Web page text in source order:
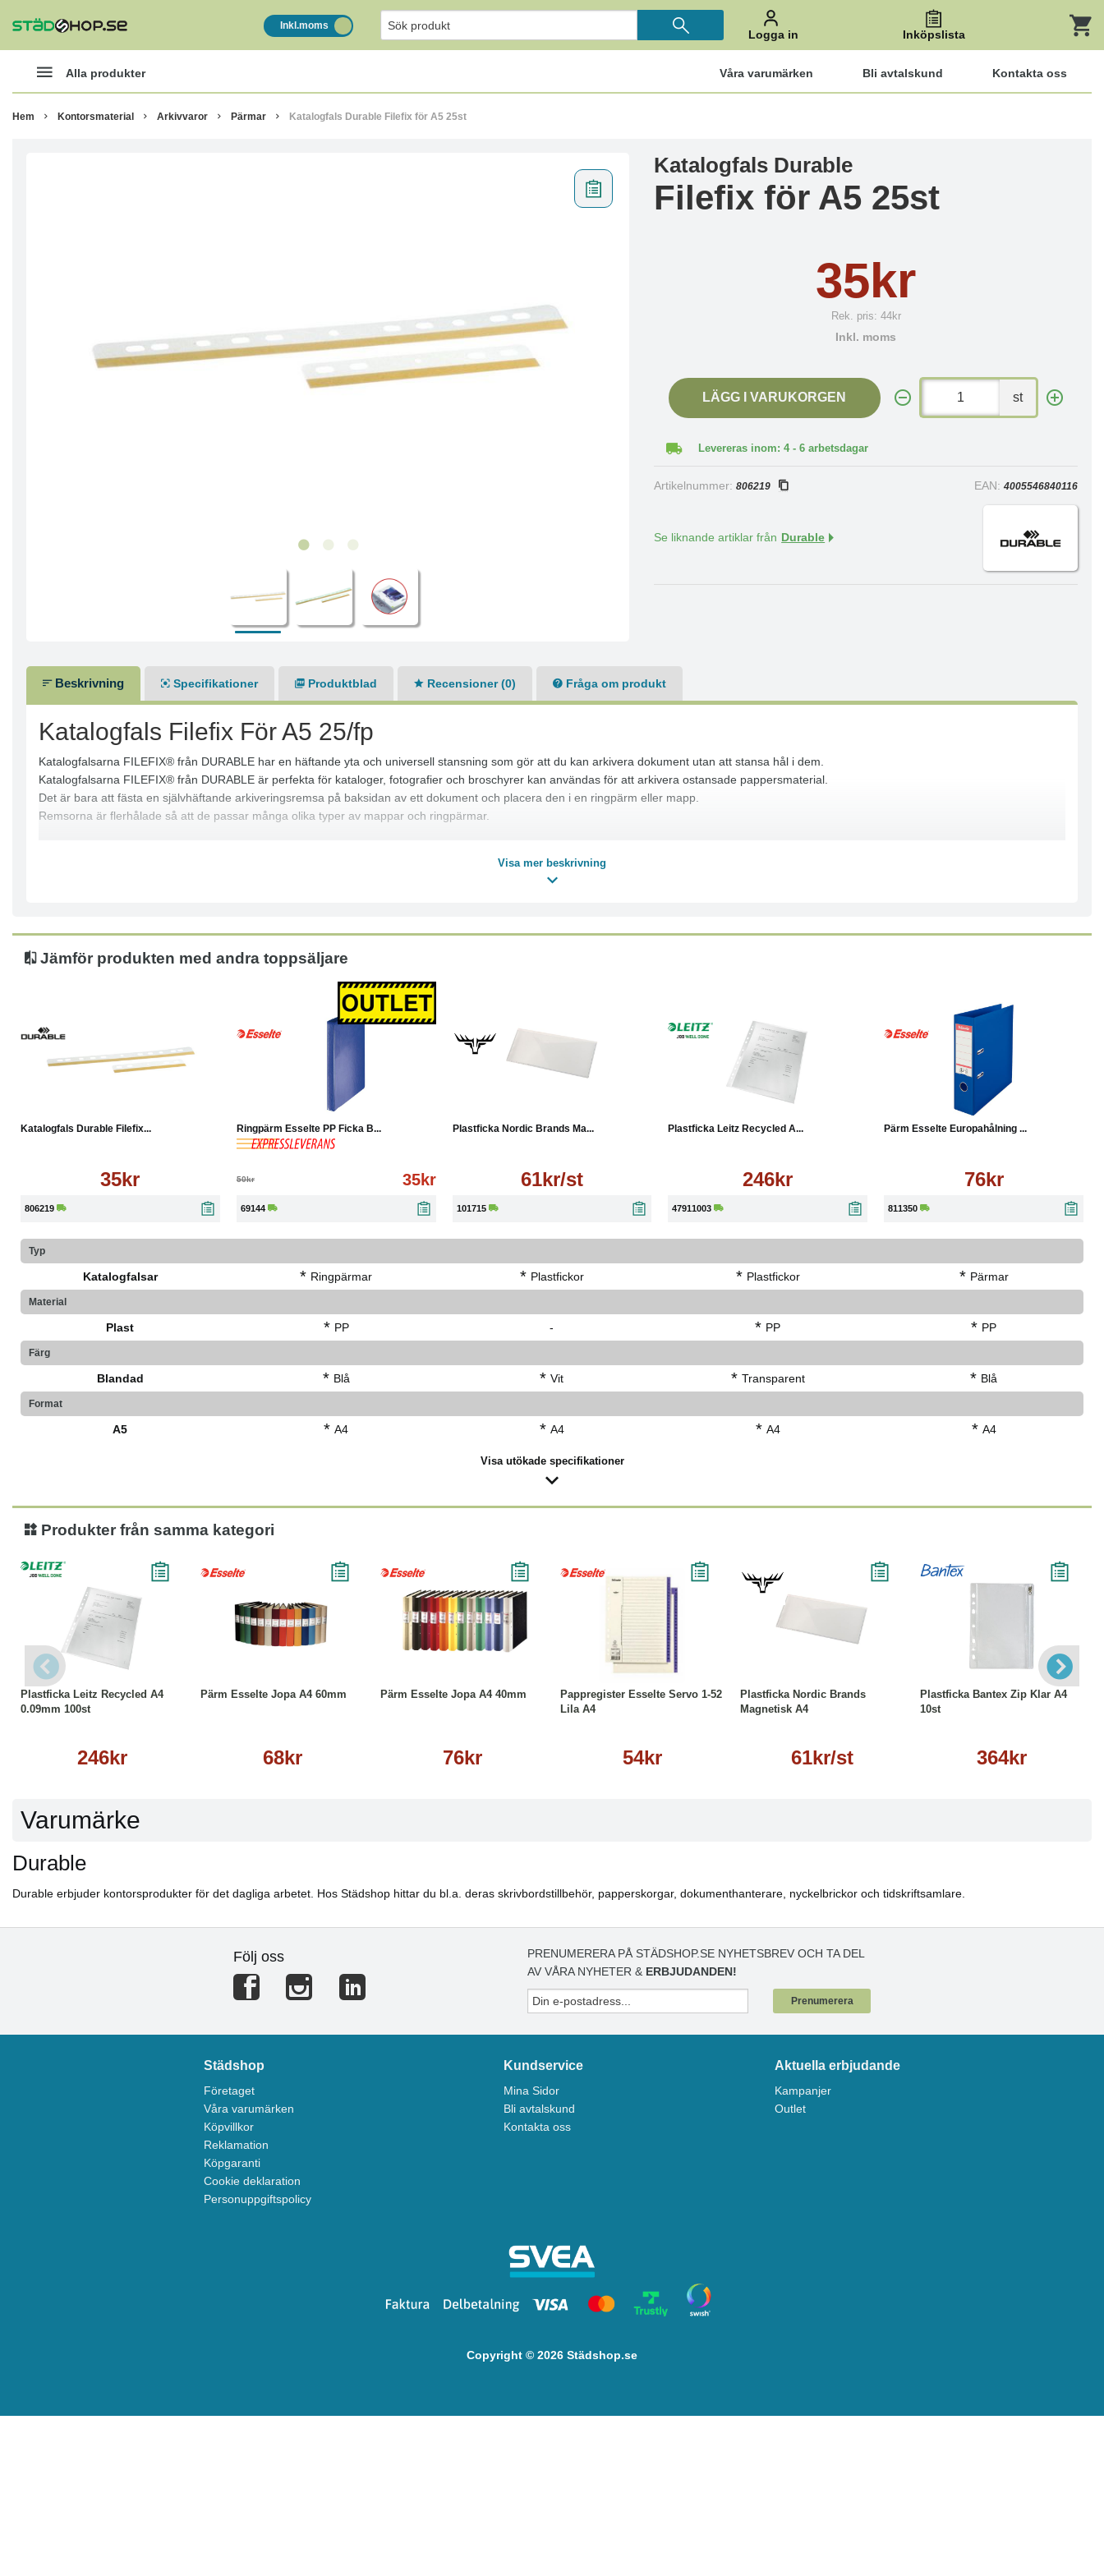
Inkl.moms
Logga in Inköpslista
Alla produkter Våra varumärken Bli avtalskund Kontakta oss
Hem Kontorsmaterial Arkivvaror Pärmar Katalogfals Durable Filefix för A5 25st
Katalogfals Durable
Filefix för A5 25st
35kr
Rek. pris: 44kr
Inkl. moms
LÄGG I VARUKORGEN st
Levereras inom: 4 - 6 arbetsdagar
Artikelnummer:806219 EAN: 4005546840116
Se liknande artiklar från Durable
Beskrivning Specifikationer Produktblad Recensioner (0) Fråga om produkt
Katalogfals Filefix För A5 25/fp
Katalogfalsarna FILEFIX® från DURABLE har en häftande yta och universell stansning som gör att du kan arkivera dokument utan att stansa hål i dem.
Katalogfalsarna FILEFIX® från DURABLE är perfekta för kataloger, fotografier och broschyrer kan användas för att arkivera ostansade pappersmaterial.
Det är bara att fästa en självhäftande arkiveringsremsa på baksidan av ett dokument och placera den i en ringpärm eller mapp.
Remsorna är flerhålade så att de passar många olika typer av mappar och ringpärmar.
Visa mer beskrivning
Jämför produkten med andra toppsäljare
Katalogfals Durable Filefix...
35kr
806219
Ringpärm Esselte PP Ficka B...
50kr 35kr
69144
Plastficka Nordic Brands Ma...
61kr/st
101715
Plastficka Leitz Recycled A...
246kr
47911003
Pärm Esselte Europahålning ...
76kr
811350
Typ
Katalogfalsar * Ringpärmar * Plastfickor * Plastfickor * Pärmar
Material
Plast * PP - * PP * PP
Färg
Blandad * Blå * Vit * Transparent * Blå
Format
A5 * A4 * A4 * A4 * A4
Visa utökade specifikationer
Produkter från samma kategori
Plastficka Leitz Recycled A4
0.09mm 100st
246kr
Köp Läs mer
Pärm Esselte Jopa A4 60mm
68kr
Pärm Esselte Jopa A4 40mm
76kr
Pappregister Esselte Servo 1-52
Lila A4
54kr
Köp Läs mer
Plastficka Nordic Brands
Magnetisk A4
61kr/st
Plastficka Bantex Zip Klar A4
10st
364kr
Köp Läs mer
Varumärke
Durable
Durable erbjuder kontorsprodukter för det dagliga arbetet. Hos Städshop hittar du bl.a. deras skrivbordstillbehör, papperskorgar, dokumenthanterare, nyckelbrickor och tidskriftsamlare.
Följ oss
PRENUMERERA PÅ STÄDSHOP.SE NYHETSBREV OCH TA DEL
AV VÅRA NYHETER & ERBJUDANDEN!
Prenumerera
Städshop
Företaget
Våra varumärken
Köpvillkor
Reklamation
Köpgaranti
Cookie deklaration
Personuppgiftspolicy
Kundservice
Mina Sidor
Bli avtalskund
Kontakta oss
Aktuella erbjudande
Kampanjer
Outlet
Copyright © 2026 Städshop.se